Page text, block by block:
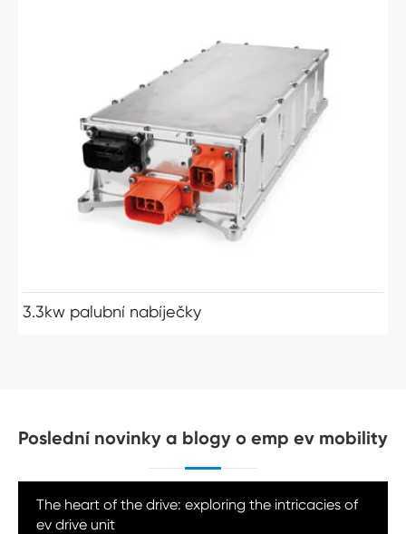
3.3kw palubní nabíječky
Poslední novinky a blogy o emp ev mobility
The heart of the drive: exploring the intricacies of
ev drive unit